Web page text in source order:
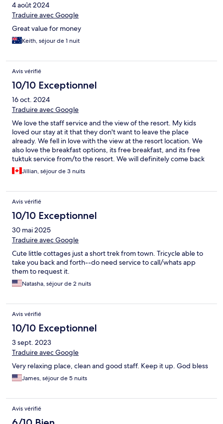
4 août 2024
Traduire avec Google
Great value for money
Keith, séjour de 1 nuit
Avis vérifié
10/10 Exceptionnel
16 oct. 2024
Traduire avec Google
We love the staff service and the view of the resort. My kids
loved our stay at it that they don't want to leave the place
already. We fell in love with the view at the resort location. We
also love the breakfast options, its free breakfast, and its free
tuktuk service from/to the resort. We will definitely come back
here.Jillian, séjour de 3 nuits
Avis vérifié
10/10 Exceptionnel
30 mai 2025
Traduire avec Google
Cute little cottages just a short trek from town. Tricycle able to
take you back and forth--do need service to call/whats app
them to request it.
Natasha, séjour de 2 nuits
Avis vérifié
10/10 Exceptionnel
3 sept. 2023
Traduire avec Google
Very relaxing place, clean and good staff. Keep it up. God bless
James, séjour de 5 nuits
Avis vérifié